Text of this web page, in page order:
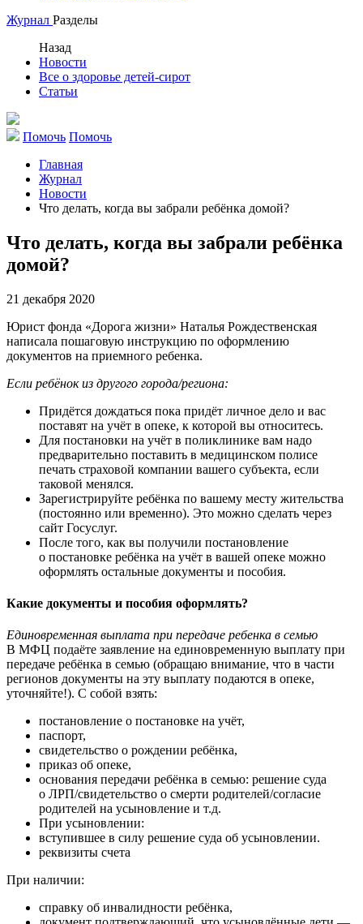
Журнал Разделы
Назад
Новости
Все о здоровье детей-сирот
Статьи
Помочь Помочь
Главная
Журнал
Новости
Что делать, когда вы забрали ребёнка домой?
Что делать, когда вы забрали ребёнка
домой?
21 декабря 2020
Юрист фонда «Дорога жизни» Наталья Рождественская
написала пошаговую инструкцию по оформлению
документов на приемного ребенка.
Если ребёнок из другого города/региона:
Придётся дождаться пока придёт личное дело и вас
поставят на учёт в опеке, к которой вы относитесь.
Для постановки на учёт в поликлинике вам надо
предварительно поставить в медицинском полисе
печать страховой компании вашего субъекта, если
таковой менялся.
Зарегистрируйте ребёнка по вашему месту жительства
(постоянно или временно). Это можно сделать через
сайт Госуслуг.
После того, как вы получили постановление
о постановке ребёнка на учёт в вашей опеке можно
оформлять остальные документы и пособия.
Какие документы и пособия оформлять?
Единовременная выплата при передаче ребенка в семью
В МФЦ подаёте заявление на единовременную выплату при
передаче ребёнка в семью (обращаю внимание, что в части
регионов документы на эту выплату подаются в опеке,
уточняйте!). С собой взять:
постановление о постановке на учёт,
паспорт,
свидетельство о рождении ребёнка,
приказ об опеке,
основания передачи ребёнка в семью: решение суда
о ЛРП/свидетельство о смерти родителей/согласие
родителей на усыновление и т.д.
При усыновлении:
вступившее в силу решение суда об усыновлении.
реквизиты счета
При наличии:
справку об инвалидности ребёнка,